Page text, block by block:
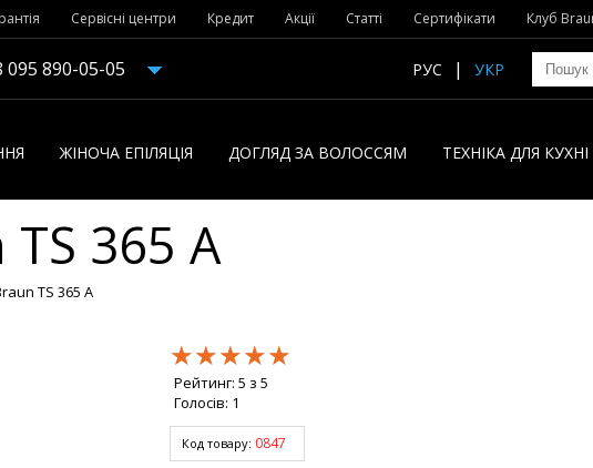
Сервісні центри Кредит Акції Статті Сертифікати Клуб
095 890-05-05 РУС УКР
ЖІНОЧА ЕПІЛЯЦІЯ ДОГЛЯД ЗА ВОЛОССЯМ ТЕХНІКА ДЛЯ
365 A
TS 365 A
★★★★★
★★★★★
★★★★★
Рейтинг: 5 з 5
Голосів: 1
Код товару: 0847